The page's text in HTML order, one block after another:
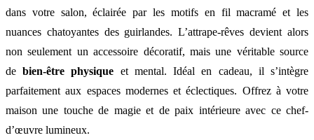
dans votre salon, éclairée par les motifs en fil macramé et les
nuances chatoyantes des guirlandes. L’attrape-rêves devient alors
non seulement un accessoire décoratif, mais une véritable source
debien-être physique et mental. Idéal en cadeau, il s’intègre
parfaitement aux espaces modernes et éclectiques. Offrez à votre
maison une touche de magie et de paix intérieure avec ce chef-
d’œuvre lumineux.